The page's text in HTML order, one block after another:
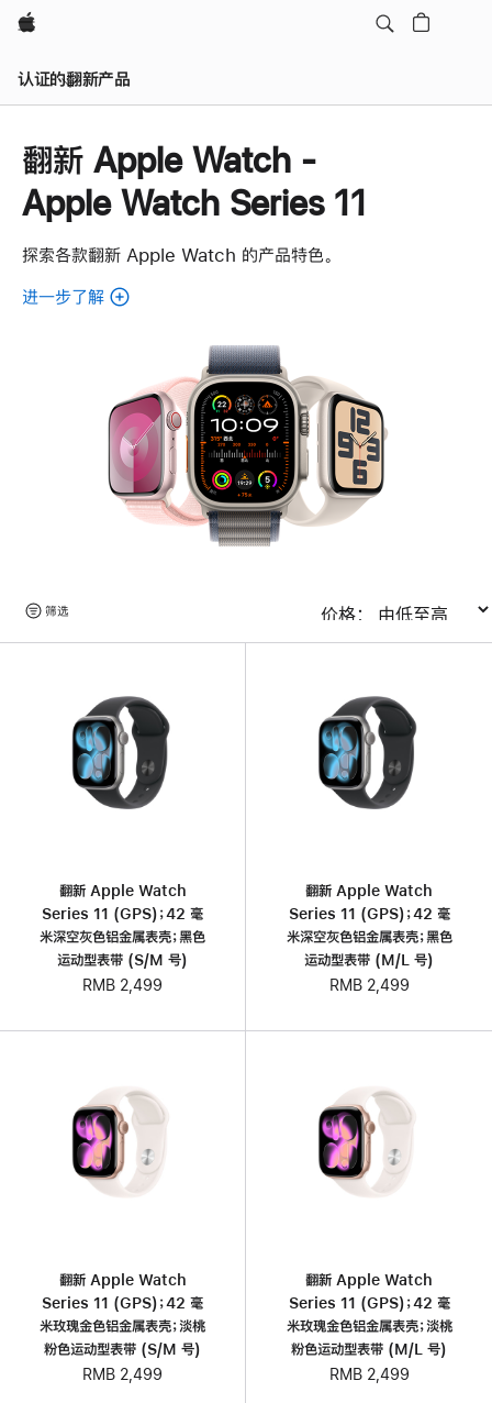
Apple
认证的翻新产品
翻新 Apple Watch -
Apple Watch Series 11
探索各款翻新 Apple Watch 的产品特色。
进一步了解
翻
新
Apple
Watch。
览
筛选
翻新 Apple Watch
Series 11 (GPS)；42 毫
米深空灰色铝金属表壳；黑色
运动型表带 (S/M 号)
RMB 2,499
翻新 Apple Watch
Series 11 (GPS)；42 毫
米深空灰色铝金属表壳；黑色
运动型表带 (M/L 号)
RMB 2,499
翻新 Apple Watch
Series 11 (GPS)；42 毫
米玫瑰金色铝金属表壳；淡桃
粉色运动型表带 (S/M 号)
RMB 2,499
翻新 Apple Watch
Series 11 (GPS)；42 毫
米玫瑰金色铝金属表壳；淡桃
粉色运动型表带 (M/L 号)
RMB 2,499